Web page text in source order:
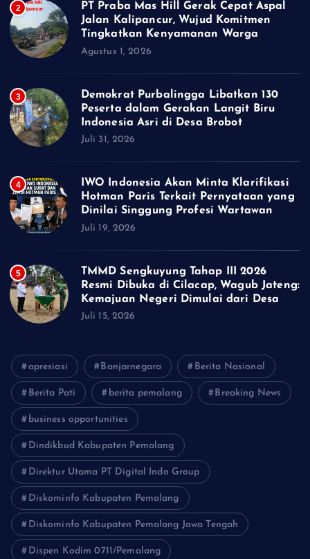
2
PT Praba Mas Hill Gerak Cepat Aspal
Jalan Kalipancur, Wujud Komitmen
Tingkatkan Kenyamanan Warga
Agustus 1, 2026
3
Demokrat Purbalingga Libatkan 130
Peserta dalam Gerakan Langit Biru
Indonesia Asri di Desa Brobot
Juli 31, 2026
4
IWO Indonesia Akan Minta Klarifikasi
Hotman Paris Terkait Pernyataan yang
Dinilai Singgung Profesi Wartawan
Juli 19, 2026
5
TMMD Sengkuyung Tahap III 2026
Resmi Dibuka di Cilacap, Wagub Jateng:
Kemajuan Negeri Dimulai dari Desa
Juli 15, 2026
apresiasi Banjarnegara Berita Nasional
Berita Pati berita pemalang Breaking News
business opportunities
Dindikbud Kabupaten Pemalang
Direktur Utama PT Digital Indo Group
Diskominfo Kabupaten Pemalang
Diskominfo Kabupaten Pemalang Jawa Tengah
Dispen Kodim 0711/Pemalang